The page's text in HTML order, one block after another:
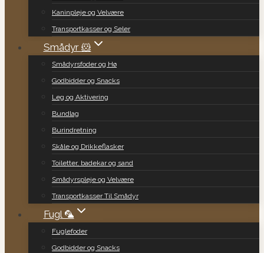
Kaninpleje og Velvære
Transportkasser og Seler
Smådyr 🐹
Smådyrsfoder og Hø
Godbidder og Snacks
Leg og Aktivering
Bundlag
Burindretning
Skåle og Drikkeflasker
Toiletter, badekar og sand
Smådyrspleje og Velvære
Transportkasser Til Smådyr
Fugl 🦜
Fuglefoder
Godbidder og Snacks